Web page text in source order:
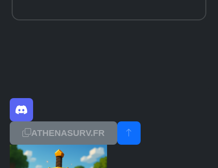
ATHENASURV.FR